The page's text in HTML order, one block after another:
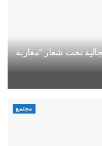
تحت شعار “مغاربة
مجتمع